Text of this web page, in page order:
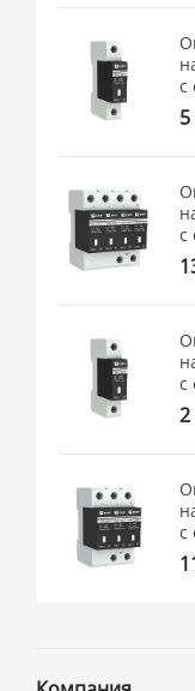
с
с
с
2
с